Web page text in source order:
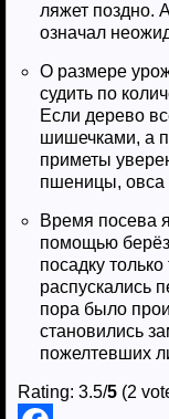
ляжет поздно.
означал
О размере
судить по
Если дерево
шишечками, а
приметы
пшеницы, овса
Время посева
помощью
посадку
распускались
пора было
становились
пожелтевших
Rating: 3.5/5 (2